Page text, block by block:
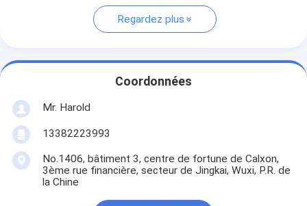
Regardez plus
Coordonnées
Mr. Harold
13382223993
No.1406, bâtiment 3, centre de fortune de Calxon,
3ème rue financière, secteur de Jingkai, Wuxi, P.R. de
la Chine